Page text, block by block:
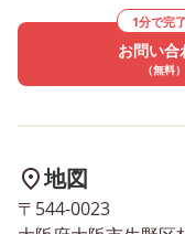
使い方の習得： ハ
た食材のカットを通
常生活に必要な手先
を身につけていきます
る」という体験を通
段のおやつや食事へ
1分で完
お問い合
（無料）
地図
〒544-0023